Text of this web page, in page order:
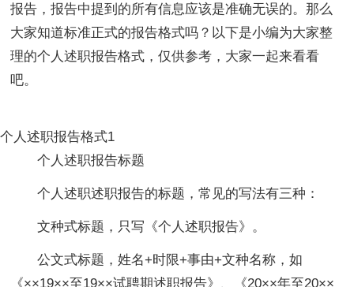
报告，报告中提到的所有信息应该是准确无误的。那么
大家知道标准正式的报告格式吗？以下是小编为大家整
理的个人述职报告格式，仅供参考，大家一起来看看
吧。
个人述职报告格式1
个人述职报告标题
个人述职述职报告的标题，常见的写法有三种：
文种式标题，只写《个人述职报告》。
公文式标题，姓名+时限+事由+文种名称，如
《××19××至19××试聘期述职报告》、《20××年至20××